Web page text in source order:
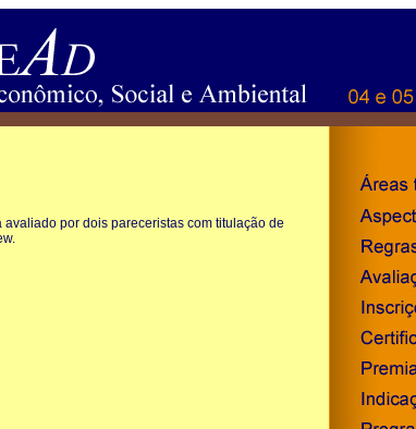
por dois pareceristas com titulação de